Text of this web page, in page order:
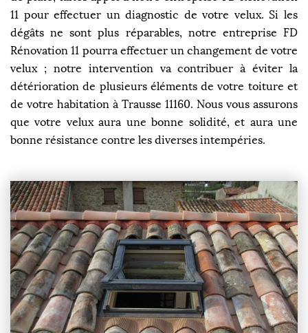
11 pour effectuer un diagnostic de votre velux. Si les
dégâts ne sont plus réparables, notre entreprise FD
Rénovation 11 pourra effectuer un changement de votre
velux ; notre intervention va contribuer à éviter la
détérioration de plusieurs éléments de votre toiture et
de votre habitation à Trausse 11160. Nous vous assurons
que votre velux aura une bonne solidité, et aura une
bonne résistance contre les diverses intempéries.